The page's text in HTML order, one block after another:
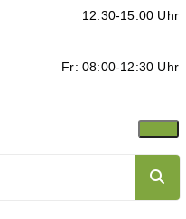
12:30-15:00 Uhr
Fr: 08:00-12:30 Uhr